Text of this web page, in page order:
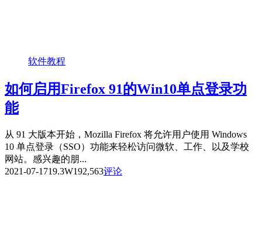
软件教程
如何启用Firefox 91的Win10单点登录功
能
从 91 大版本开始，Mozilla Firefox 将允许用户使用 Windows
10 单点登录（SSO）功能来轻松访问微软、工作、以及学校
网站。感兴趣的朋...
2021-07-1719.3W192,563评论